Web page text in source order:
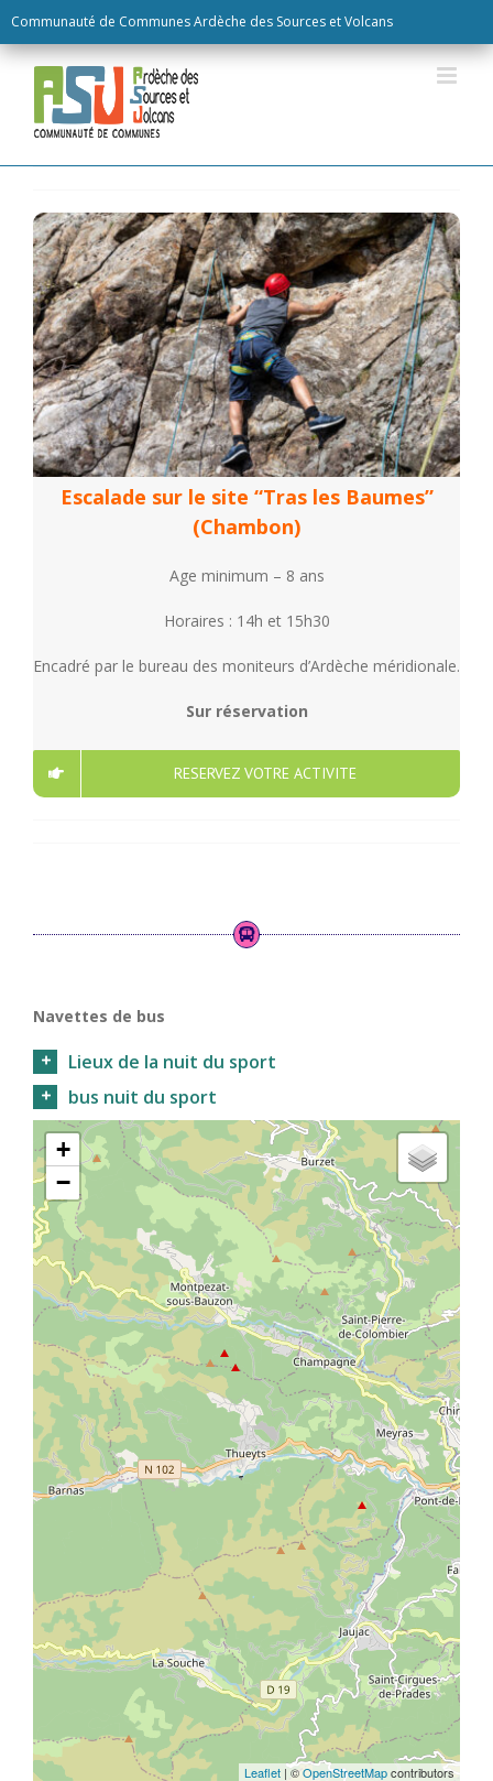
Communauté de Communes Ardèche des Sources et Volcans
to
content
Escalade sur le site “Tras les Baumes”
(Chambon)
Age minimum – 8 ans
Horaires : 14h et 15h30
Encadré par le bureau des moniteurs d’Ardèche méridionale.
Sur réservation
RESERVEZ VOTRE ACTIVITE
Navettes de bus
Lieux de la nuit du sport
bus nuit du sport
+
−
Leaflet | ©OpenStreetMapcontributors